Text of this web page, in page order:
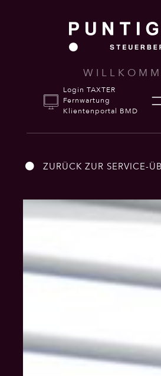
Login TAXTER
Fernwartung
Klientenportal BMD
ZURÜCK ZUR SERVICE-